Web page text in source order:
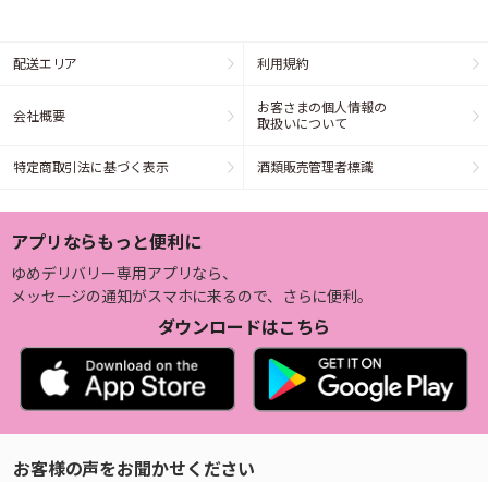
配送エリア 利用規約
会社概要
お客さまの個人情報の
取扱いについて
特定商取引法に基づく表示 酒類販売管理者標識
アプリならもっと便利に
ゆめデリバリー専用アプリなら、
メッセージの通知がスマホに来るので、さらに便利。
ダウンロードはこちら
お客様の声をお聞かせください